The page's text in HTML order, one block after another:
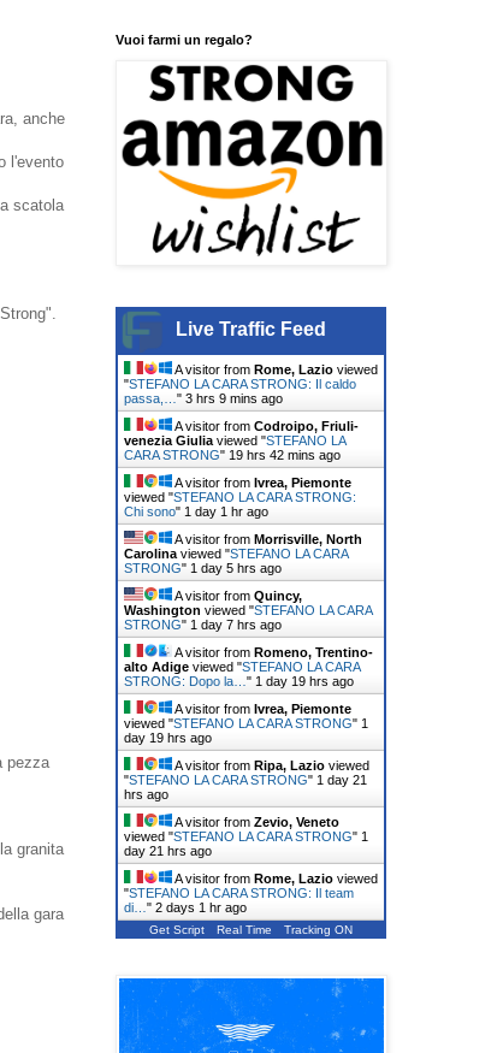
anche
l'evento
scatola
pezza
granita
gara
Vuoi farmi un regalo?
Live Traffic Feed
A visitor from Rome, Lazio viewed
"STEFANO LA CARA STRONG: Il caldo
passa,… " 3 hrs 9 mins ago
A visitor from Codroipo, Friuli-
venezia Giulia viewed "STEFANO LA
CARA STRONG" 19 hrs 42 mins ago
A visitor from Ivrea, Piemonte
viewed "STEFANO LA CARA STRONG:
Chi sono" 1 day 1 hr ago
A visitor from Morrisville, North
Carolina viewed "STEFANO LA CARA
STRONG" 1 day 5 hrs ago
A visitor from Quincy,
Washington viewed "STEFANO LA CARA
STRONG" 1 day 7 hrs ago
A visitor from Romeno, Trentino-
alto Adige viewed "STEFANO LA CARA
STRONG: Dopo la… " 1 day 19 hrs ago
A visitor from Ivrea, Piemonte
viewed "STEFANO LA CARA STRONG" 1
day 19 hrs ago
A visitor from Ripa, Lazio viewed
"STEFANO LA CARA STRONG" 1 day 21
hrs ago
A visitor from Zevio, Veneto
viewed "STEFANO LA CARA STRONG" 1
day 21 hrs ago
A visitor from Rome, Lazio viewed
"STEFANO LA CARA STRONG: Il team
di… " 2 days 1 hr ago
Get Script Real Time Tracking ON